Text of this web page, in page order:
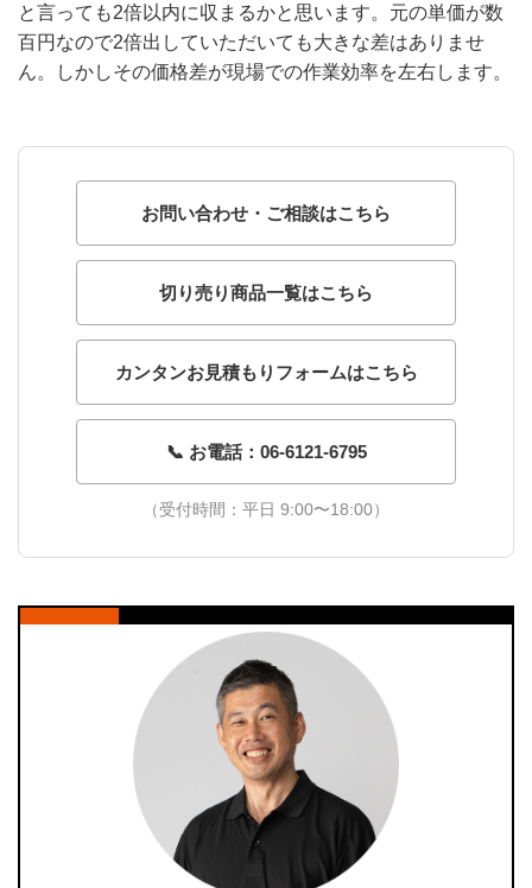
と言っても2倍以内に収まるかと思います。元の単価が数
百円なので2倍出していただいても大きな差はありませ
ん。しかしその価格差が現場での作業効率を左右します。
お問い合わせ・ご相談はこちら
切り売り商品一覧はこちら
カンタンお見積もりフォームはこちら
📞 お電話：06-6121-6795
（受付時間：平日 9:00〜18:00）